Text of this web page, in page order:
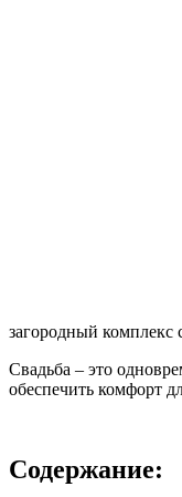
загородный комплекс
Свадьба – это
обеспечить комфорт
Содержание: